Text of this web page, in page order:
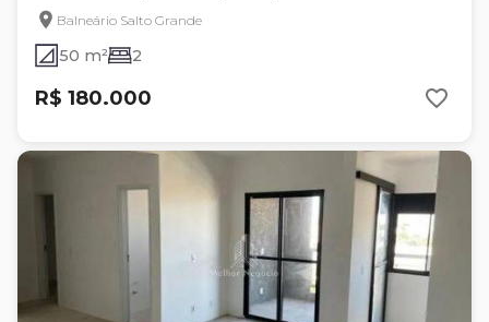
Balneário Salto Grande
50 m² 2
R$ 180.000